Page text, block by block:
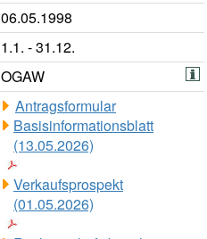
06.05.1998
1.1. - 31.12.
OGAW
Antragsformular
Basisinformationsblatt
(13.05.2026)
Verkaufsprospekt
(01.05.2026)